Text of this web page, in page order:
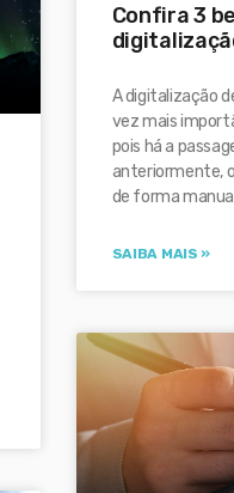
Confira 3
A digitalização
vez mais
pois há a
anteriormente,
de forma
SAIBA MAIS »